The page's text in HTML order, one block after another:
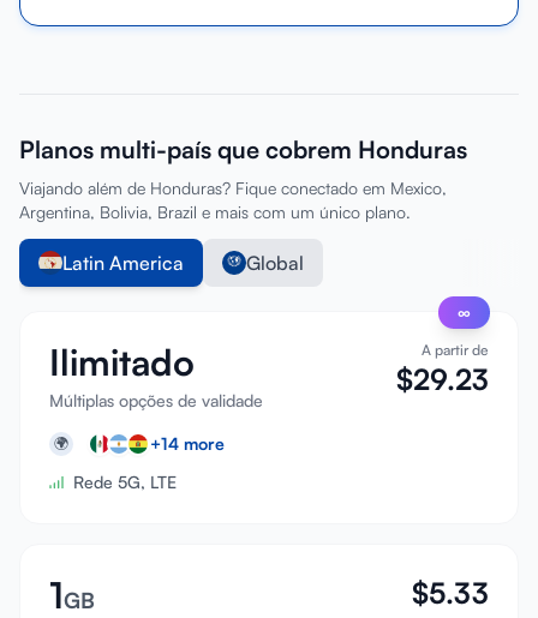
Planos multi-país que cobrem Honduras
Viajando além de Honduras? Fique conectado em Mexico,
Argentina, Bolivia, Brazil e mais com um único plano.
Latin America Global
∞
Ilimitado
Múltiplas opções de validade
A partir de
$29.23
🌍 +14 more
Rede 5G, LTE
1GB $5.33